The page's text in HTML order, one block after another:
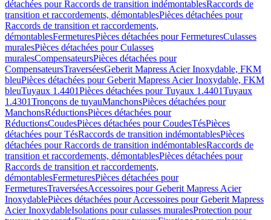
détachées pour Raccords de transition indémontablesRaccords de
transition et raccordements, démontablesPièces détachées pour
Raccords de transition et raccordements,
démontablesFermeturesPièces détachées pour FermeturesCulasses
muralesPièces détachées pour Culasses
muralesCompensateursPièces détachées pour
CompensateursTraverséesGeberit Mapress Acier Inoxydable, FKM
bleuPièces détachées pour Geberit Mapress Acier Inoxydable, FKM
bleuTuyaux 1.4401Pièces détachées pour Tuyaux 1.4401Tuyaux
1.4301Tronçons de tuyauManchonsPièces détachées pour
ManchonsRéductionsPièces détachées pour
RéductionsCoudesPièces détachées pour CoudesTésPièces
détachées pour TésRaccords de transition indémontablesPièces
détachées pour Raccords de transition indémontablesRaccords de
transition et raccordements, démontablesPièces détachées pour
Raccords de transition et raccordements,
démontablesFermeturesPièces détachées pour
FermeturesTraverséesAccessoires pour Geberit Mapress Acier
InoxydablePièces détachées pour Accessoires pour Geberit Mapress
Acier InoxydableIsolations pour culasses muralesProtection pour